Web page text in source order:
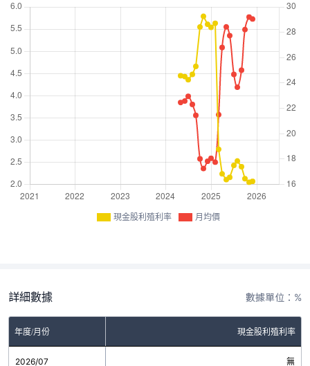
現金股利殖利率 月均價
詳細數據 數據單位：%
年度/月份 現金股利殖利率
2026/07 無